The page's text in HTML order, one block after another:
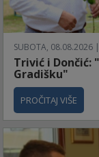
SUBOTA, 08.08.2026
Trivić i Dončić:
Gradišku"
PROČITAJ VIŠE